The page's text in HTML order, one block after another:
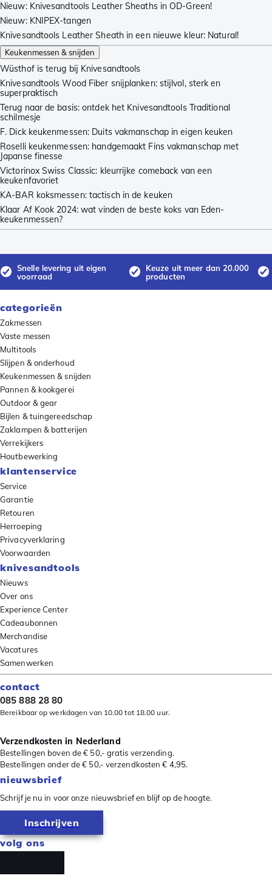
Nieuw: Knivesandtools Leather Sheaths in OD-Green!
Nieuw: KNIPEX-tangen
Knivesandtools Leather Sheath in een nieuwe kleur: Natural!
Keukenmessen & snijden
Wüsthof is terug bij Knivesandtools
Knivesandtools Wood Fiber snijplanken: stijlvol, sterk en
superpraktisch
Terug naar de basis: ontdek het Knivesandtools Traditional
schilmesje
F. Dick keukenmessen: Duits vakmanschap in eigen keuken
Roselli keukenmessen: handgemaakt Fins vakmanschap met
Japanse finesse
Victorinox Swiss Classic: kleurrijke comeback van een
keukenfavoriet
KA-BAR koksmessen: tactisch in de keuken
Klaar Af Kook 2024: wat vinden de beste koks van Eden-
keukenmessen?
Snelle levering uit eigen
voorraad
Keuze uit meer dan 20.000
producten
categorieën
Zakmessen
Vaste messen
Multitools
Slijpen & onderhoud
Keukenmessen & snijden
Pannen & kookgerei
Outdoor & gear
Bijlen & tuingereedschap
Zaklampen & batterijen
Verrekijkers
Houtbewerking
klantenservice
Service
Garantie
Retouren
Herroeping
Privacyverklaring
Voorwaarden
knivesandtools
Nieuws
Over ons
Experience Center
Cadeaubonnen
Merchandise
Vacatures
Samenwerken
contact
085 888 28 80
Bereikbaar op werkdagen van 10.00 tot 18.00 uur.
Verzendkosten in Nederland
Bestellingen boven de € 50,- gratis verzending.
Bestellingen onder de € 50,- verzendkosten € 4,95.
nieuwsbrief
Schrijf je nu in voor onze nieuwsbrief en blijf op de hoogte.
Inschrijven
volg ons